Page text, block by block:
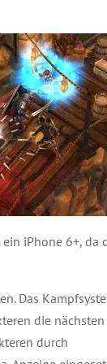
iPhone 6+, da
Das
die
durch